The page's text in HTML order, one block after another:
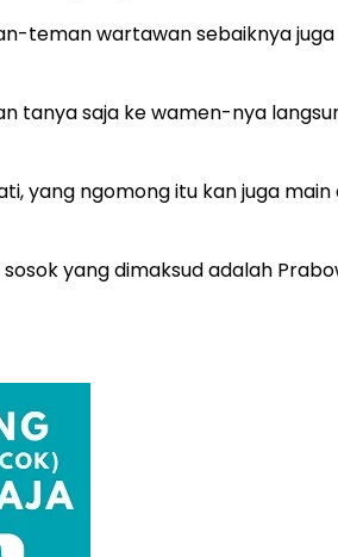
teman wartawan sebaiknya
saja ke wamen-nya
yang ngomong itu kan juga
yang dimaksud adalah